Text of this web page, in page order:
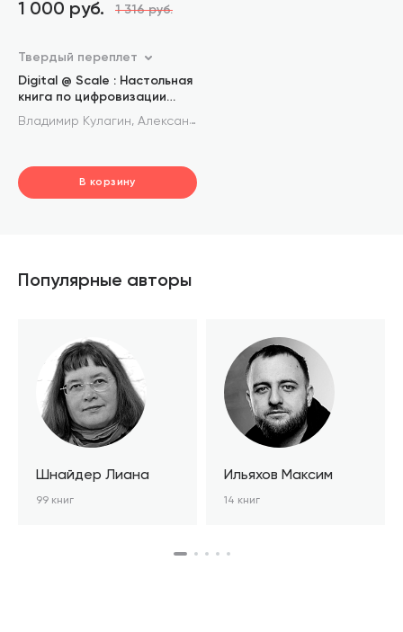
1 000 руб. 1 316 руб.
Твердый переплет
Digital @ Scale : Настольная
книга по цифровизации
бизнеса
Владимир Кулагин, Александр Сухаревски
В корзину
Популярные авторы
Шнайдер Лиана
99 книг
Ильяхов Максим
14 книг